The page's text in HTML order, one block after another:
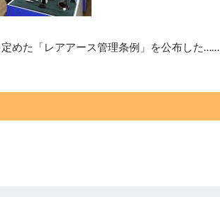
めた「レアアース管理条例」を公布した……